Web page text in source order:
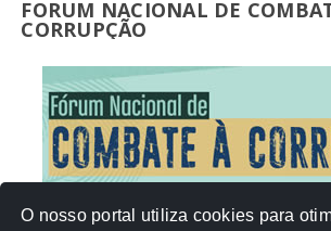
FORUM NACIONAL DE
CORRUPÇÃO
O nosso portal utiliza cookies para